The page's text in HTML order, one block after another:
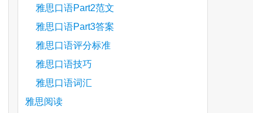
雅思口语Part2范文
雅思口语Part3答案
雅思口语评分标准
雅思口语技巧
雅思口语词汇
雅思阅读